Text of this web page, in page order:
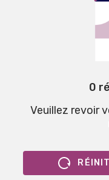
0
Veuillez revoir